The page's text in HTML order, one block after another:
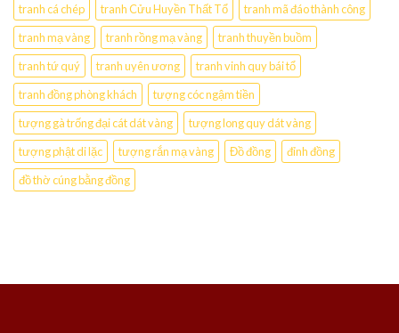
tranh cá chép
tranh Cửu Huyền Thất Tổ
tranh mã đáo thành công
tranh mạ vàng
tranh rồng mạ vàng
tranh thuyền buồm
tranh tứ quý
tranh uyên ương
tranh vinh quy bái tổ
tranh đồng phòng khách
tượng cóc ngậm tiền
tượng gà trống đại cát dát vàng
tượng long quy dát vàng
tượng phật di lặc
tượng rắn mạ vàng Đồ đồng
đỉnh đồng
đồ thờ cúng bằng đồng